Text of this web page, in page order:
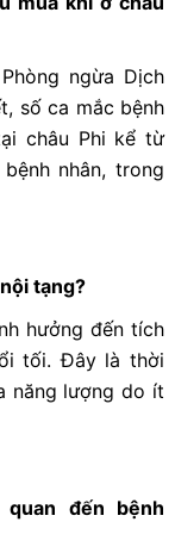
ngừa Dịch
số ca mắc bệnh
châu Phi kể từ
nhân, trong
tạng?
hưởng đến tích
tối. Đây là thời
năng lượng do ít
đến bệnh